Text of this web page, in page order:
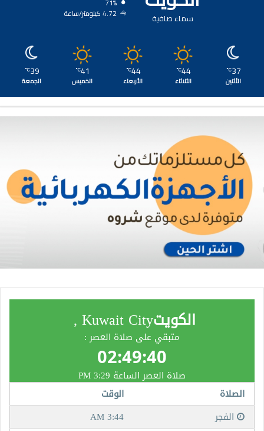
سماء صافية
71%
4.72 كيلومتر/ساعة
37
℃
الأثنين
44
℃
الثلاثاء
44
℃
الأربعاء
41
℃
الخميس
39
℃
الجمعة